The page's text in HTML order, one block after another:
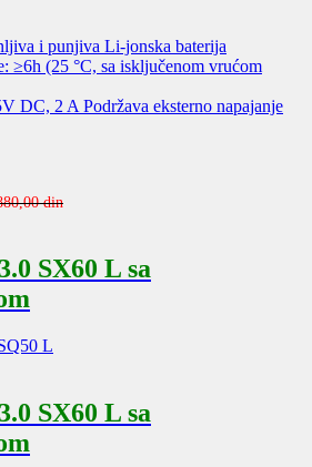
i punjiva Li-jonska baterija
≥6h (25 °C, sa isključenom vrućom
DC, 2 A Podržava eksterno napajanje
din
SX60 L sa
SX60 L sa